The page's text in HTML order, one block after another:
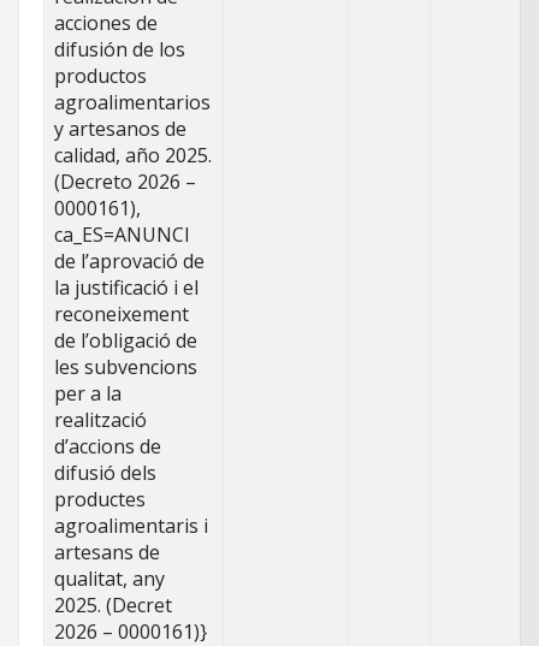
acciones de
difusión de los
productos
agroalimentarios
y artesanos de
calidad, año 2025.
(Decreto 2026 –
0000161),
ca_ES=ANUNCI
de l’aprovació de
la justificació i el
reconeixement
de l’obligació de
les subvencions
per a la
realització
d’accions de
difusió dels
productes
agroalimentaris i
artesans de
qualitat, any
2025. (Decret
2026 – 0000161)}